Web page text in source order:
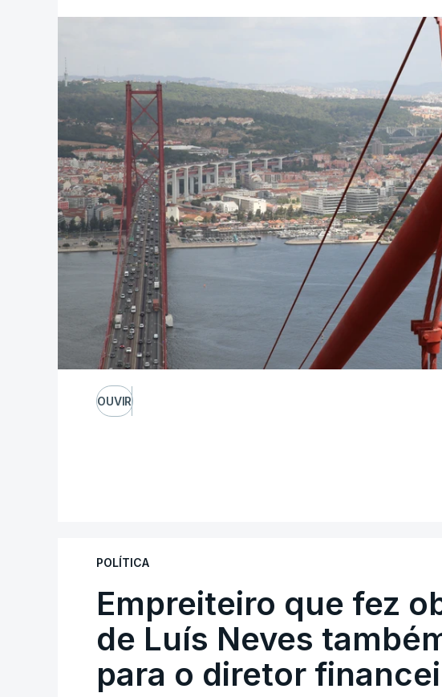
OUVIR
POLÍTICA
Empreiteiro que fez
de Luís Neves
para o diretor